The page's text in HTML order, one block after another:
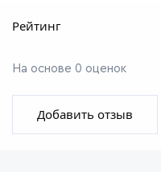
Рейтинг
На основе 0 оценок
Добавить отзыв